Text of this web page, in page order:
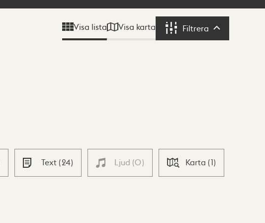
Visa lista Visa karta Filtrera Filtrera
Text (24) Ljud (0) Karta (1)